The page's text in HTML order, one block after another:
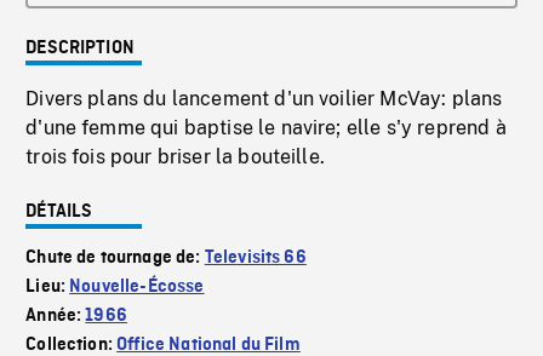
DESCRIPTION
Divers plans du lancement d'un voilier McVay: plans
d'une femme qui baptise le navire; elle s'y reprend à
trois fois pour briser la bouteille.
DÉTAILS
Chute de tournage de: Televisits 66
Lieu: Nouvelle-Écosse
Année:1966
Collection:Office National du Film